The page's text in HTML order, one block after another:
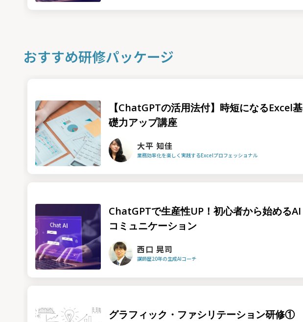
おすすめ研修パッケージ
【ChatGPTの活用法付】時短になるExcel基
礎力アップ講座
大平 知佳
業務効率化を楽しく実践するExcelプロフェッショナル
ChatGPTで生産性UP！初心者から始めるAI
コミュニケーション
西口 晃司
講師歴20年の生成AIコーチ
グラフィック・ファシリテーション研修①